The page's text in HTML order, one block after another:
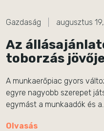
Gazdaság augusztus
Az
toborzás
A munkaerőpiac gyors
egyre nagyobb szerepet
egymást a munkaadók és
Olvasás